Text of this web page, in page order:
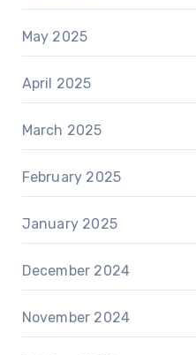
May 2025
April 2025
March 2025
February 2025
January 2025
December 2024
November 2024